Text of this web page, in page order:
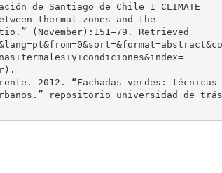
de Santiago de Chile 1 CLIMATE
thermal zones and the
(November):151–79. Retrieved
2012. “Fachadas verdes: técnicas
repositorio universidad de